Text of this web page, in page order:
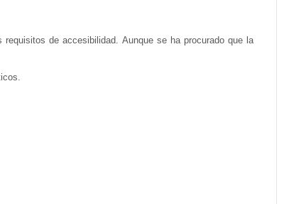
de accesibilidad. Aunque se ha procurado que la